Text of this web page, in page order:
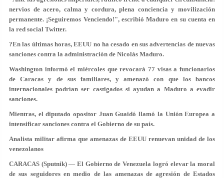
nervios de acero, calma y cordura, plena conciencia y movilización
permanente. ¡Seguiremos Venciendo!", escribió Maduro en su cuenta en
la red social Twitter.
?En las últimas horas, EEUU no ha cesado en sus advertencias de nuevas
sanciones contra la administración de Nicolás Maduro.
Washington informó el miércoles que revocará 77 visas a funcionarios
de Caracas y de sus familiares, y amenazó con que los bancos
internacionales podrían ser castigados si ayudan a Maduro a evadir
sanciones.
Mientras, el diputado opositor Juan Guaidó llamó la Unión Europea a
intensificar sanciones contra el Gobierno de su país.
Analista militar afirma que amenazas de EEUU renuevan unidad de los
venezolanos
CARACAS (Sputnik) — El Gobierno de Venezuela logró elevar la moral
de sus seguidores en medio de las amenazas de agresión de Estados